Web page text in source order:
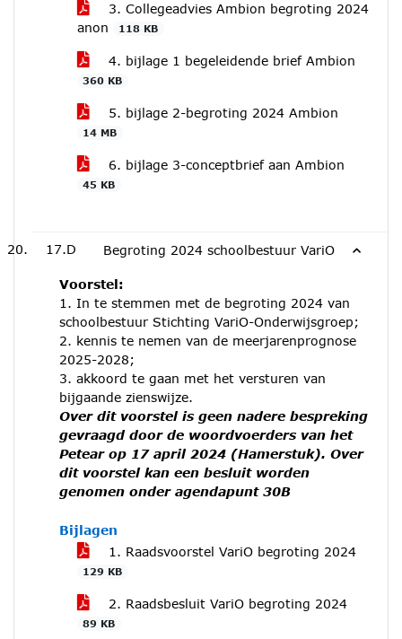
3. Collegeadvies Ambion begroting 2024
anon
118 KB
4. bijlage 1 begeleidende brief Ambion
360 KB
5. bijlage 2-begroting 2024 Ambion
14 MB
6. bijlage 3-conceptbrief aan Ambion
45 KB
17.D Begroting 2024 schoolbestuur VariO
Voorstel:
1. In te stemmen met de begroting 2024 van
schoolbestuur Stichting VariO-Onderwijsgroep;
2. kennis te nemen van de meerjarenprognose
2025-2028;
3. akkoord te gaan met het versturen van
bijgaande zienswijze.
Over dit voorstel is geen nadere bespreking
gevraagd door de woordvoerders van het
Petear op 17 april 2024 (Hamerstuk). Over
dit voorstel kan een besluit worden
genomen onder agendapunt 30B
Bijlagen
1. Raadsvoorstel VariO begroting 2024
129 KB
2. Raadsbesluit VariO begroting 2024
89 KB